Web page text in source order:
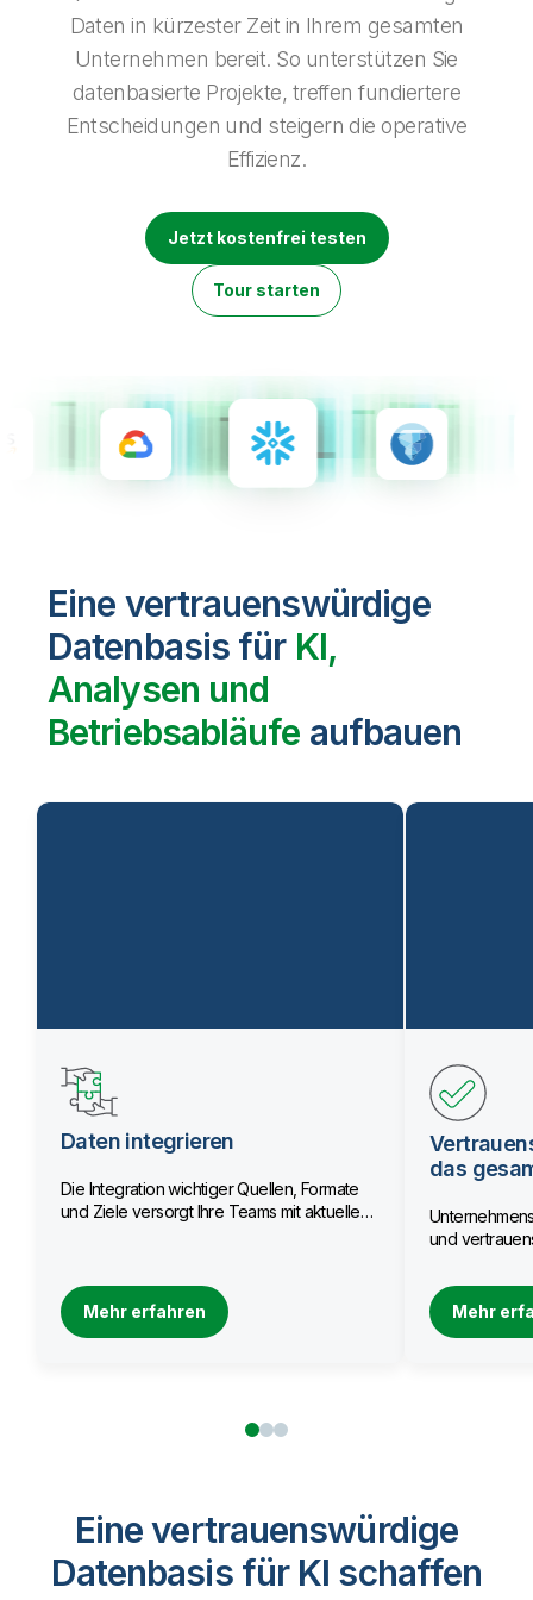
Produktdokumentation
Presse
Weltweite Niederlassungen
Qlik
Talend
Daten in kürzester Zeit in Ihrem gesamten
Unternehmen bereit. So unterstützen Sie
datenbasierte Projekte, treffen fundiertere
Entscheidungen und steigern die operative
Effizienz.
Jetzt kostenfrei testen
Tour starten
Eine vertrauenswürdige
Datenbasis für KI,
Analysen und
Betriebsabläufe aufbauen
Daten integrieren
Die Integration wichtiger Quellen, Formate
und Ziele versorgt Ihre Teams mit aktuellen
Mehr erfahren
das
und
Mehr
Eine vertrauenswürdige
Datenbasis für KI schaffen